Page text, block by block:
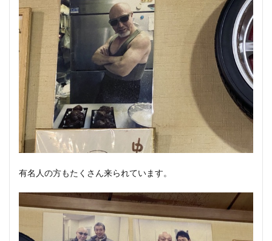
有名人の方もたくさん来られています。